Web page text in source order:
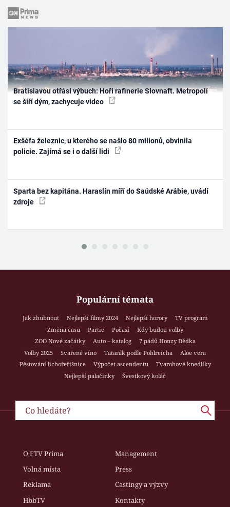
Bratislavou otřásl výbuch: Hoří rafinerie Slovnaft. Metropolí
se šíří dým, zachycuje video
Exšéfa železnic, u kterého se našlo 80 milionů, obvinila
policie. Zajímá se i o další lidi
Sparta bez kapitána. Haraslín míří do Saúdské Arábie, uvádí
zdroje
Populární témata
Jak zhubnout Nejlepší filmy 2024 Nejlepší horory
TV program
Změna času
Partie Počasí
Kdy budou volby
ZOO Nové začátky
Auto – katalog
7 pádů Honzy Dědka
Volby 2025
Svařené víno Tatarák podle Pohlreicha
Aloe vera
Pěstování lichořeřišnice
Výpočet ascendentu
Tvarohové knedlíky
Nejlepší palačinky
Švestkový koláč
O FTV Prima
Management
Volná místa
Press
Reklama
Castingy a výzvy
HbbTV
Kontakty